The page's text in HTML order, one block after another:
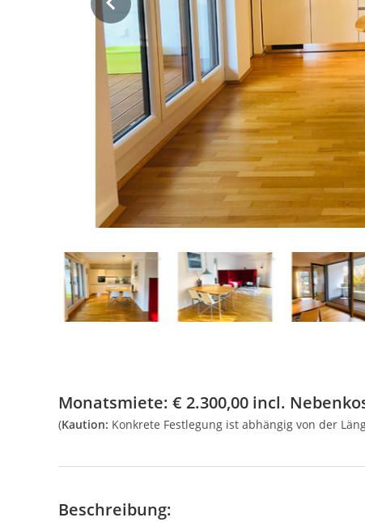
Monatsmiete: € 2.300,00 incl.
(Kaution: Konkrete Festlegung ist abhängig von der
Beschreibung: